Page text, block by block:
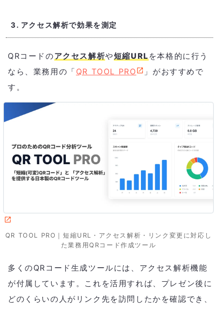
3. アクセス解析で効果を測定
QRコードのアクセス解析や短縮URL を本格的に行う
なら、業務用の「 QR TOOL PRO
」がおすすめで
す。
QR TOOL PRO｜短縮URL・アクセス解析・リンク変更に対応し
た業務用QRコード作成ツール
多くのQRコード生成ツールには、アクセス解析機能
が付属しています。これを活用すれば、プレゼン後に
どのくらいの人がリンク先を訪問したかを確認でき、